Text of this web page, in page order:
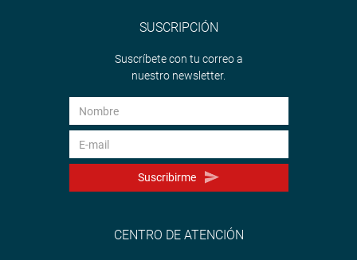
SUSCRIPCIÓN
Suscríbete con tu correo a
nuestro newsletter.
Suscribirme
CENTRO DE ATENCIÓN